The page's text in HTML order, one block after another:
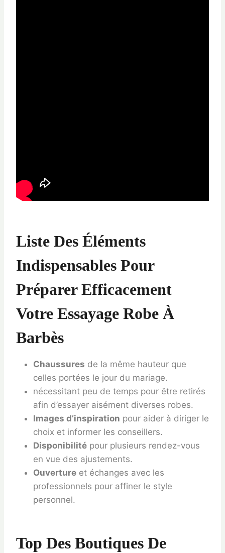
Liste Des Éléments
Indispensables Pour
Préparer Efficacement
Votre Essayage Robe À
Barbès
Chaussures de la même hauteur que
celles portées le jour du mariage.
nécessitant peu de temps pour être retirés
afin d’essayer aisément diverses robes.
Images d’inspiration pour aider à diriger le
choix et informer les conseillers.
Disponibilité pour plusieurs rendez-vous
en vue des ajustements.
Ouverture et échanges avec les
professionnels pour affiner le style
personnel.
Top Des Boutiques De